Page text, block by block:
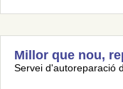
Millor que nou,
Servei d'autoreparació